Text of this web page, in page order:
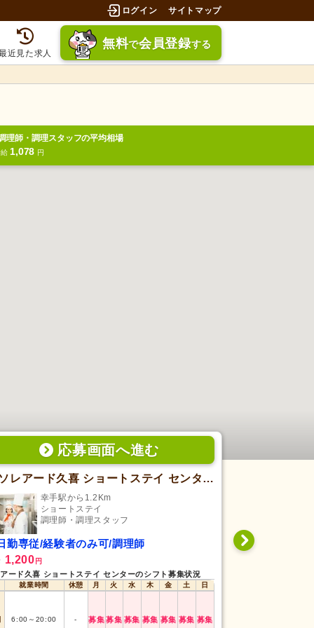
ログイン サイトマップ
近見た求人
無料で会員登録する
理師・調理スタッフの平均相場
1,078 円
応募画面へ進む
ソレアード久喜 ショートステイ センター
幸手駅から1.2Km
ショートステイ
調理師・調理スタッフ
勤専従/経験者のみ可/調理師
1,200 円
ード久喜 ショートステイ センターのシフト募集状況
就業時間 休憩 月 火 水 木 金 土 日
6:00 ～ 20:00 - 募集募集 募集 募集 募集 募集 募集
日勤専従/未